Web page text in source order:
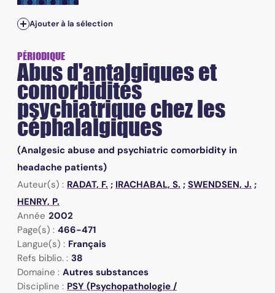
Ajouter à la sélection
PÉRIODIQUE
Abus d'antalgiques et
comorbidités
psychiatrique chez les
céphalalgiques
(Analgesic abuse and psychiatric comorbidity in
headache patients)
Auteur(s) : RADAT, F. ; IRACHABAL, S. ; SWENDSEN, J. ;
HENRY, P.
Année 2002
Page(s) : 466-471
Langue(s) : Français
Refs biblio. : 38
Domaine : Autres substances
Discipline : PSY (Psychopathologie /